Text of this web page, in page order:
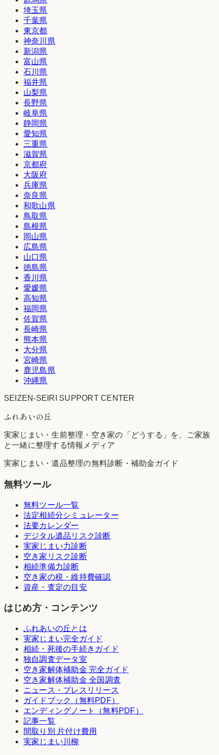
埼玉県
千葉県
東京都
神奈川県
新潟県
富山県
石川県
福井県
山梨県
長野県
岐阜県
静岡県
愛知県
三重県
滋賀県
京都府
大阪府
兵庫県
奈良県
和歌山県
鳥取県
島根県
岡山県
広島県
山口県
徳島県
香川県
愛媛県
高知県
福岡県
佐賀県
長崎県
熊本県
大分県
宮崎県
鹿児島県
沖縄県
SEIZEN-SEIRI SUPPORT CENTER
ふれあいの丘
実家じまい・生前整理・空き家の「どうする」を、ご家族
と一緒に整理する情報メディア
実家じまい・遺品整理の無料診断・補助金ガイド
無料ツール
無料ツール一覧
法定相続分シミュレーター
法要カレンダー
デジタル遺品リスク診断
実家じまい力診断
空き家リスク診断
相続準備力診断
空き家の税・維持費確認
資産・査定の目安
はじめ方・コンテンツ
ふれあいの丘とは
実家じまい完全ガイド
相続・死後の手続きガイド
独自調査データ室
空き家解体補助金 完全ガイド
空き家解体補助金 全国調査
ニュース・プレスリリース
ガイドブック（無料PDF）
エンディングノート（無料PDF）
記事一覧
間取り別 片付け費用
実家じまい川柳